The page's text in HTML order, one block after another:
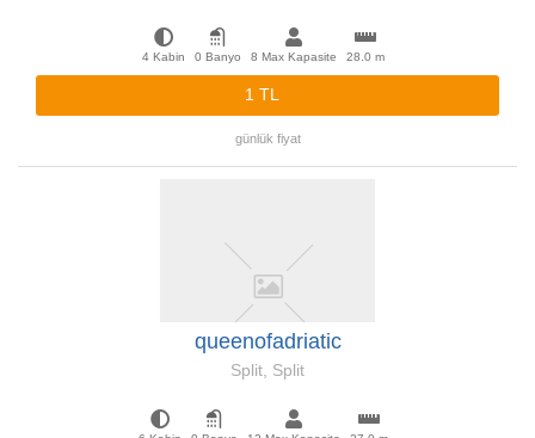
4 Kabin 0 Banyo 8 Max Kapasite 28.0 m
1 TL
günlük fiyat
queenofadriatic
Split, Split